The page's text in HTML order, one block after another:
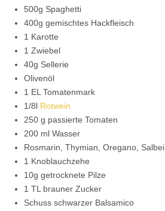
500g Spaghetti
400g gemischtes Hackfleisch
1 Karotte
1 Zwiebel
40g Sellerie
Olivenöl
1 EL Tomatenmark
1/8l Rotwein
250 g passierte Tomaten
200 ml Wasser
Rosmarin, Thymian, Oregano, Salbei
1 Knoblauchzehe
10g getrocknete Pilze
1 TL brauner Zucker
Schuss schwarzer Balsamico